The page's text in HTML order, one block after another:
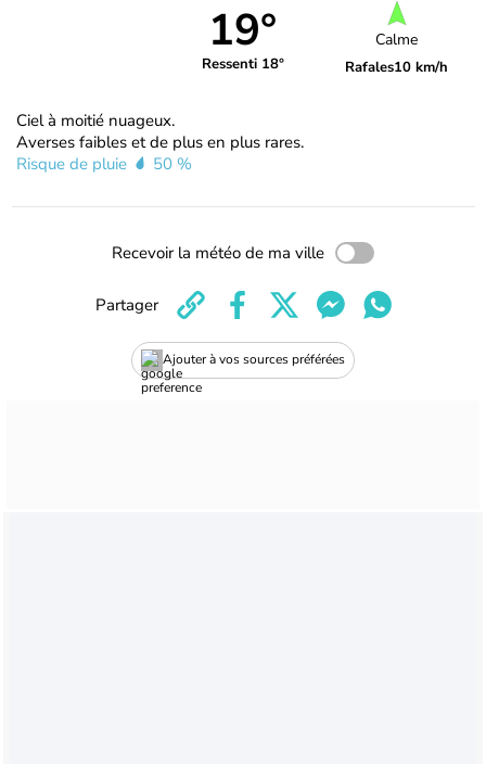
19°
Ressenti 18°
Calme
Rafales10 km/h
Ciel à moitié nuageux.
Averses faibles et de plus en plus rares.
Risque de pluie
50 %
Recevoir la météo de ma ville
Ajouter à vos sources préférées
Partager